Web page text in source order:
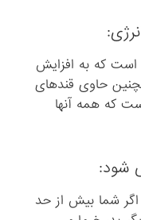
که به افزایش
حاوی قندهای
که همه آنها
شما بیش از حد